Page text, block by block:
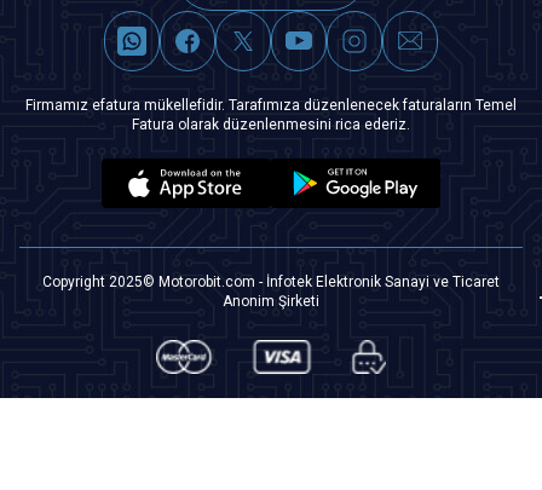
Firmamız efatura mükellefidir. Tarafımıza düzenlenecek faturaların Temel
Fatura olarak düzenlenmesini rica ederiz.
Copyright 2025© Motorobit.com - İnfotek Elektronik Sanayi ve Ticaret
Anonim Şirketi